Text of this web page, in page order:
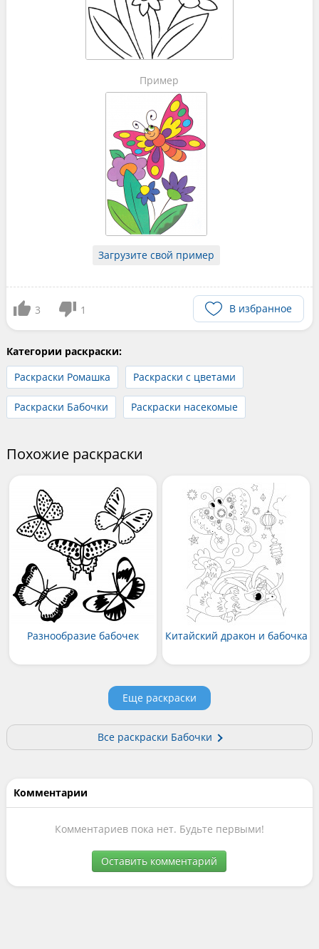
Пример
Загрузите свой пример
3 1 В избранное
Категории раскраски:
Раскраски Ромашка
Раскраски с цветами
Раскраски Бабочки Раскраски насекомые
Похожие раскраски
Разнообразие бабочек Китайский дракон и бабочка
Еще раскраски
Все раскраски Бабочки
Комментарии
Комментариев пока нет. Будьте первыми!
Оставить комментарий